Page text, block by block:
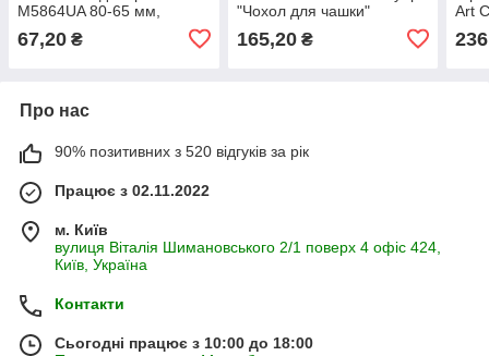
M5864UA 80-65 мм,
пластикова голка, пряжа
67,20 ₴
"Чохол для чашки"
(ВК-008) BK-008 від 8ми
років
165,20₴
Art
Про нас
90% позитивних з 520 відгуків за рік
Працює з 02.11.2022
м. Київ
вулиця Віталія Шимановського 2/1 поверх 4 офіс 424,
Київ, Україна
Контакти
Сьогодні працює з 10:00 до 18:00